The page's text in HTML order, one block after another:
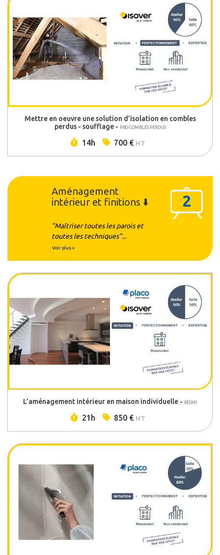
Mettre en oeuvre une solution d'isolation en combles
perdus - soufflage - PRO COMBLES PERDUS
Durée :
14h Prix :
700 € HT
Aménagement
intérieur et finitions ⬇️
2
"Maîtriser toutes les parois et
toutes les techniques"...
Voir plus »
L’aménagement intérieur en maison individuelle - RESMI
Durée :
21h Prix :
850 € HT